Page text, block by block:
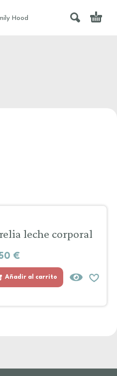
leche corporal
€
Añadir al carrito